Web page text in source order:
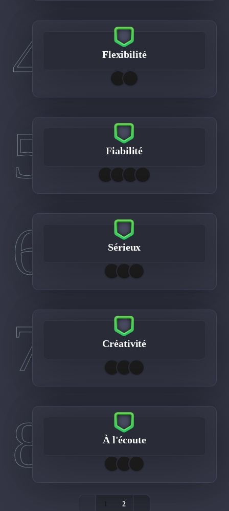
4 Flexibilité
5 Fiabilité
6 Sérieux
7 Créativité
8 À l'écoute
1 2